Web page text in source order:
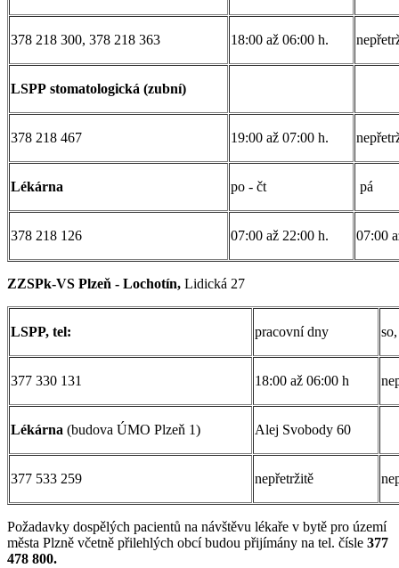
378 218 300, 378 218 363 18:00 až 06:00 h.
LSPP stomatologická (zubní)
378 218 467 19:00 až 07:00 h.
Lékárna po - čt pá
378 218 126 07:00 až 22:00 h. 07:00
ZZSPk-VS Plzeň - Lochotín, Lidická 27
LSPP, tel: pracovní dny
377 330 131 18:00 až 06:00 h
Lékárna (budova ÚMO Plzeň 1) Alej Svobody 60
377 533 259 nepřetržitě
Požadavky dospělých pacientů na návštěvu lékaře v bytě pro území
města Plzně včetně přilehlých obcí budou přijímány na tel. čísle 377
478 800.